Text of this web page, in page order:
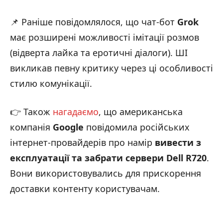
📌 Раніше повідомлялося, що чат-бот Grok
має розширені можливості імітації розмов
(відверта лайка та еротичні діалоги). ШІ
викликав певну критику через ці особливості
стилю комунікації.
👉 Також нагадаємо, що американська
компанія Google повідомила російських
інтернет-провайдерів про намір вивести з
експлуатації та забрати сервери Dell R720.
Вони використовувались для прискорення
доставки контенту користувачам.